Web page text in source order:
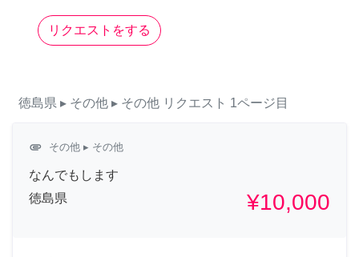
リクエストをする
徳島県 ▸ その他 ▸ その他 リクエスト 1ページ目
attachment その他 ▸ その他
なんでもします
徳島県
¥10,000